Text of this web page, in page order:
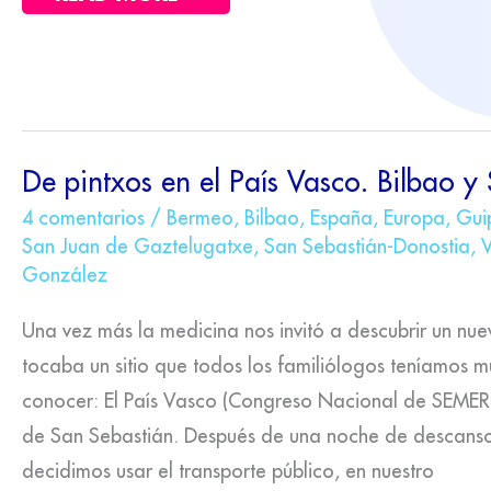
De pintxos en el País Vasco. Bilbao y
4 comentarios / Bermeo, Bilbao, España, Europa,
San Juan de Gaztelugatxe, San Sebastián-Donostia,
González
Una vez más la medicina nos invitó a descubrir un
tocaba un sitio que todos los familiólogos teníamos
conocer: El País Vasco (Congreso Nacional de
de San Sebastián. Después de una noche de
decidimos usar el transporte público, en nuestro
DE
PINTXOS
EN
EL
PAÍS
VASCO.
SAN
SEBASTIÁN